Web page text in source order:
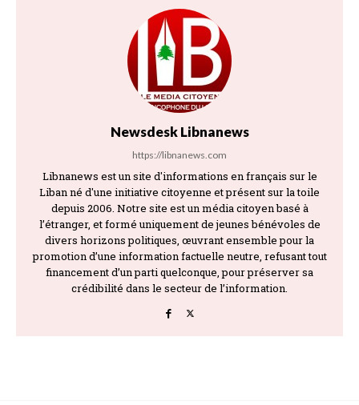
Newsdesk Libnanews
https://libnanews.com
Libnanews est un site d'informations en français sur le
Liban né d'une initiative citoyenne et présent sur la toile
depuis 2006. Notre site est un média citoyen basé à
l’étranger, et formé uniquement de jeunes bénévoles de
divers horizons politiques, œuvrant ensemble pour la
promotion d’une information factuelle neutre, refusant tout
financement d’un parti quelconque, pour préserver sa
crédibilité dans le secteur de l’information.